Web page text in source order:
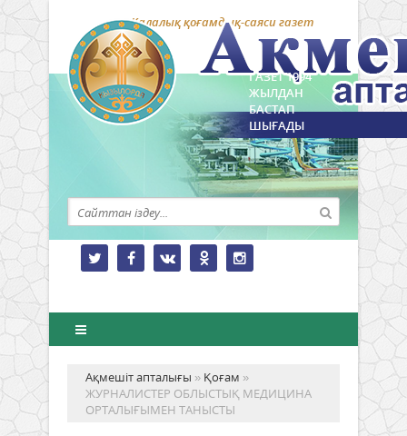
Қалалық қоғамдық-саяси газет
ГАЗЕТ 1994
ЖЫЛДАН
БАСТАП
ШЫҒАДЫ
Ақмешіт апталығы » Қоғам »
ЖУРНАЛИСТЕР ОБЛЫСТЫҚ МЕДИЦИНА
ОРТАЛЫҒЫМЕН ТАНЫСТЫ